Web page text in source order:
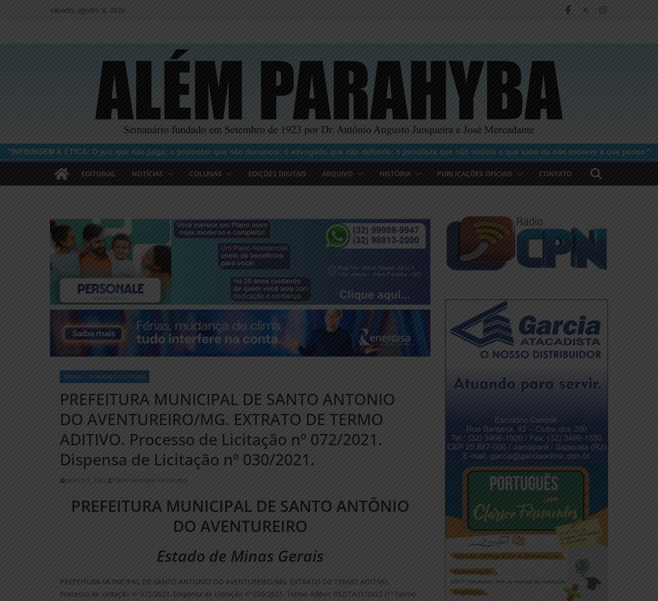
sábado, agosto 8, 2026
EDITORIAL NOTÍCIAS COLUNAS EDIÇÕES DIGITAIS ARQUIVO HISTÓRIA PUBLICAÇÕES OFICIAIS CONTATO
EDITAIS PUBLICAÇÕES OFICIAIS
PREFEITURA MUNICIPAL DE SANTO ANTONIO
DO AVENTUREIRO/MG. EXTRATO DE TERMO
ADITIVO. Processo de Licitação nº 072/2021.
Dispensa de Licitação nº 030/2021.
janeiro 7, 2022 Flávio Henrique Fernandes
PREFEITURA MUNICIPAL DE SANTO ANTÔNIO
DO AVENTUREIRO
Estado de Minas Gerais
PREFEITURA MUNICIPAL DE SANTO ANTONIO DO AVENTUREIRO/MG. EXTRATO DE TERMO ADITIVO.
Processo de Licitação nº 072/2021. Dispensa de Licitação nº 030/2021. Termo Aditivo 052/TA01/2022 (1º Termo